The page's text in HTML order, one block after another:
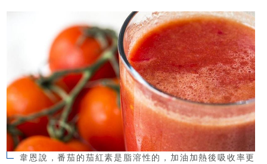
韋恩說，番茄的茄紅素是脂溶性的，加油加熱後吸收率更